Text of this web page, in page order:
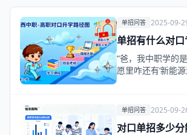
单招问答 2025-09-
单招有什么对口
“爸，我中职学的
愿里咋还有‘新能
单招问答 2025-09-
对口单招多少